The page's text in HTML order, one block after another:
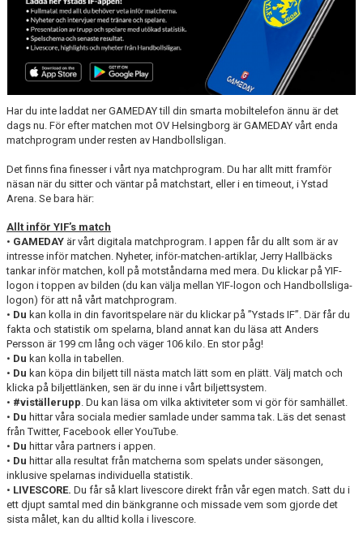
YIF:S NOSTALGOTEK
MEDLEMSKAP
Har du inte laddat ner GAMEDAY till din smarta mobiltelefon ännu är det
dags nu. För efter matchen mot OV Helsingborg är GAMEDAY vårt enda
matchprogram under resten av Handbollsligan.
Det finns fina finesser i vårt nya matchprogram. Du har allt mitt framför
näsan när du sitter och väntar på matchstart, eller i en timeout, i Ystad
Arena. Se bara här:
Allt inför YIF’s match
• GAMEDAY är vårt digitala matchprogram. I appen får du allt som är av
intresse inför matchen. Nyheter, inför-matchen-artiklar, Jerry Hallbäcks
tankar inför matchen, koll på motståndarna med mera. Du klickar på YIF-
logon i toppen av bilden (du kan välja mellan YIF-logon och Handbollsliga-
logon) för att nå vårt matchprogram.
• Du kan kolla in din favoritspelare när du klickar på ”Ystads IF”. Där får du
fakta och statistik om spelarna, bland annat kan du läsa att Anders
Persson är 199 cm lång och väger 106 kilo. En stor påg!
• Du kan kolla in tabellen.
• Du kan köpa din biljett till nästa match lätt som en plätt. Välj match och
klicka på biljettlänken, sen är du inne i vårt biljettsystem.
• #viställerupp. Du kan läsa om vilka aktiviteter som vi gör för samhället.
• Du hittar våra sociala medier samlade under samma tak. Läs det senast
från Twitter, Facebook eller YouTube.
• Du hittar våra partners i appen.
• Du hittar alla resultat från matcherna som spelats under säsongen,
inklusive spelarnas individuella statistik.
• LIVESCORE. Du får så klart livescore direkt från vår egen match. Satt du i
ett djupt samtal med din bänkgranne och missade vem som gjorde det
sista målet, kan du alltid kolla i livescore.